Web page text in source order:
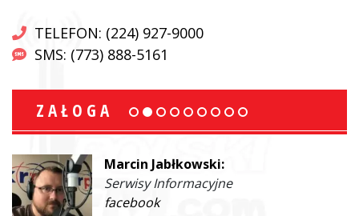
TELEFON: (224) 927-9000
SMS: (773) 888-5161
ZAŁOGA
Marcin Jabłkowski:
Serwisy Informacyjne
facebook